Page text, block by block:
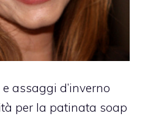
assaggi d’inverno
per la patinata soap